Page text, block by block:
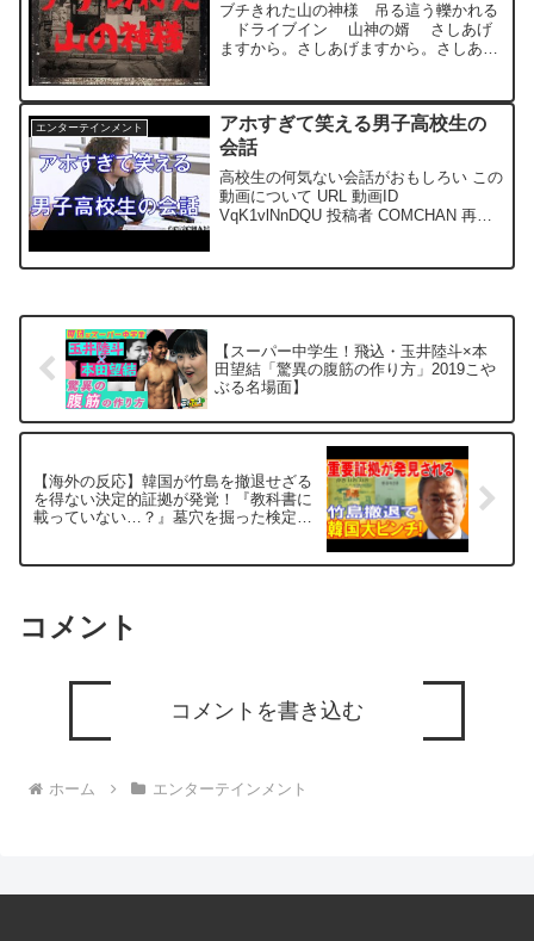
ブチきれた山の神様 吊る這う轢かれる
ドライブイン 山神の婿 さしあげ
ますから。さしあげますから。さしあげ
い話,都市伝説 再生時間 01...
エンターテインメント
アホすぎて笑える男子高校生の
会話
高校生の何気ない会話がおもしろい この
動画について URL 動画ID
VqK1vlNnDQU 投稿者 COMCHAN 再生
【スーパー中学生！飛込・玉井陸斗×本
田望結「驚異の腹筋の作り方」2019こや
ぶる名場面】
【海外の反応】韓国が竹島を撤退せざる
を得ない決定的証拠が発覚！『教科書に
載っていない…？』墓穴を掘った検定教
コメント
コメントを書き込む
ホーム エンターテインメント